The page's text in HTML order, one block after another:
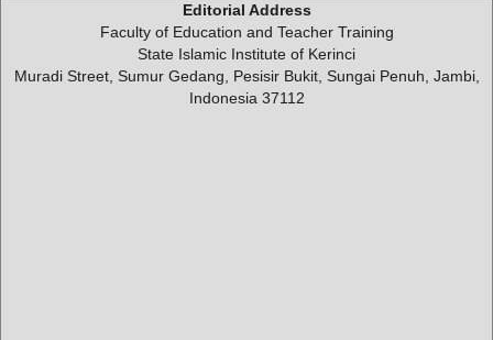
Editorial Address
Faculty of Education and Teacher Training
State Islamic Institute of Kerinci
Muradi Street, Sumur Gedang, Pesisir Bukit, Sungai Penuh, Jambi,
Indonesia 37112